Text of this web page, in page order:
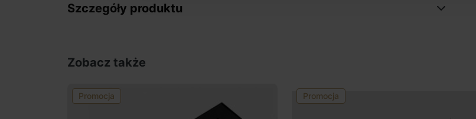
Szczegóły produktu
Zobacz także
Promocja Promocja